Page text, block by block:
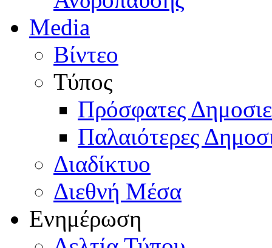
Media
Βίντεο
Τύπος
Πρόσφατες
Παλαιότερες
Διαδίκτυο
Διεθνή Μέσα
Ενημέρωση